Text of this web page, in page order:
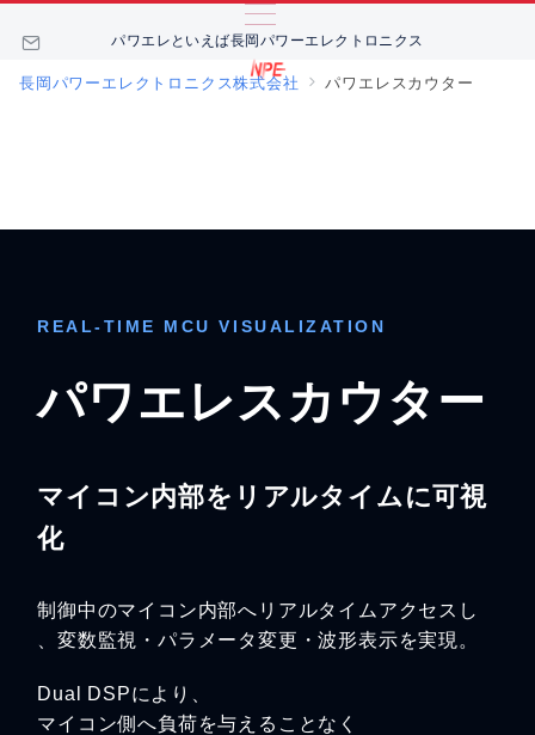
パワエレといえば長岡パワーエレクトロニクス
長岡パワーエレクトロニクス株式会社 パワエレスカウター
REAL-TIME MCU VISUALIZATION
パワエレスカウター
マイコン内部をリアルタイムに可視
化
制御中のマイコン内部へリアルタイムアクセスし
、変数監視・パラメータ変更・波形表示を実現。
Dual DSPにより、
マイコン側へ負荷を与えることなく